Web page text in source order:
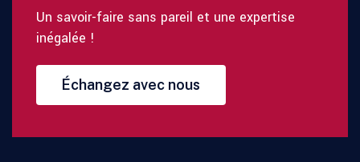
Un savoir-faire sans pareil et une expertise
inégalée !
Échangez avec nous